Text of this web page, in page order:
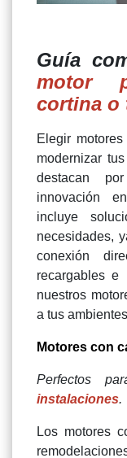
Guía
motor
cortina o
Elegir
modernizar
destacan
innovación
incluye
necesidades,
conexión
recargables e
nuestros
a tus
Motores con
Perfectos
instalaciones.
Los motores